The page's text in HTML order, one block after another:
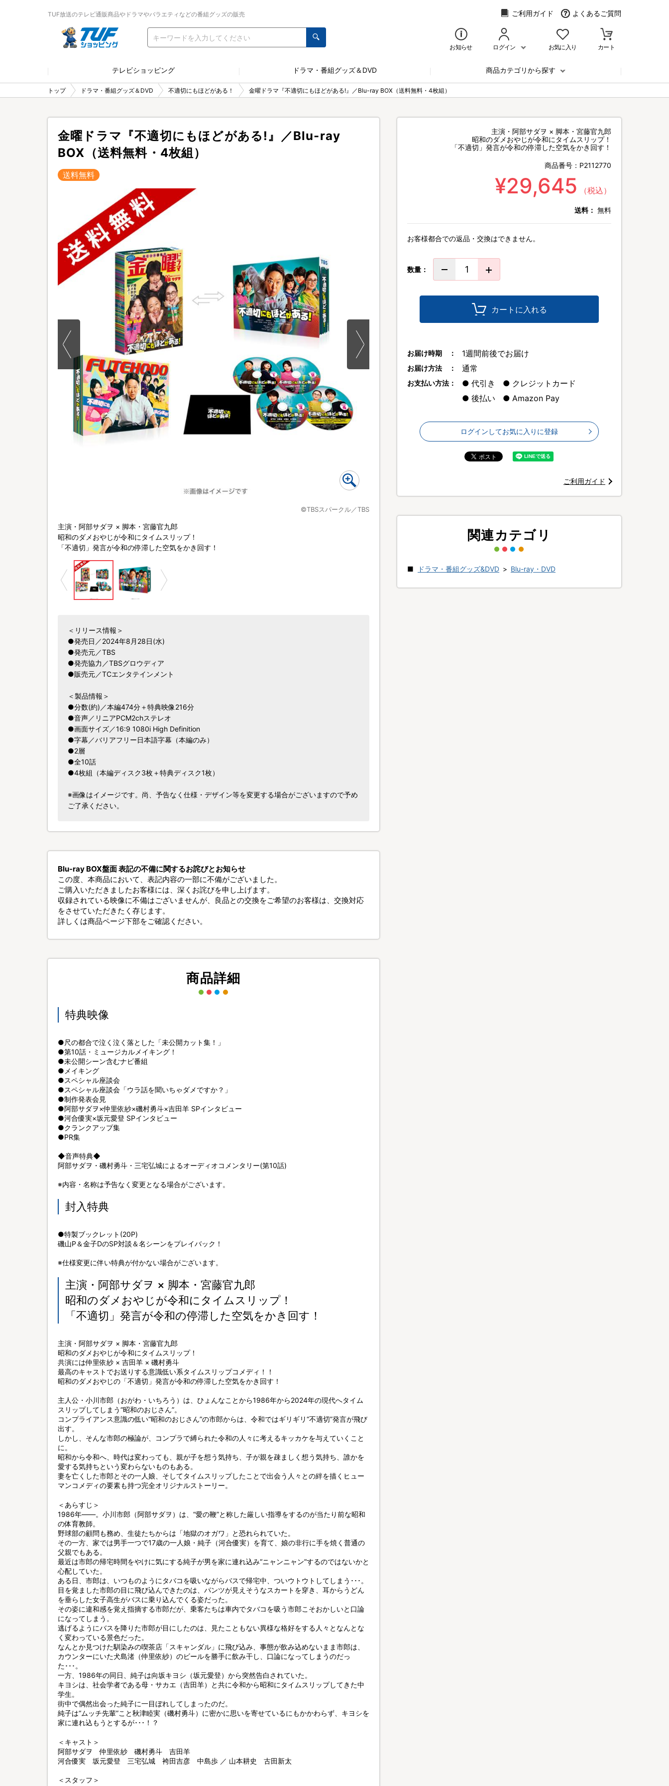
TUF放送のテレビ通販商品やドラマやバラエティなどの番組グッズの販売 ご利用ガイド よくあるご質問
お知らせ ログイン お気に入り カート
テレビショッピング ドラマ・番組グッズ＆DVD 商品カテゴリから探す
トップ ドラマ・番組グッズ＆DVD 不適切にもほどがある！ 金曜ドラマ『不適切にもほどがある!』／Blu-ray BOX（送料無料・4枚組）
金曜ドラマ『不適切にもほどがある!』／Blu-ray
BOX（送料無料・4枚組）
送料無料
©TBSスパークル／TBS
主演・阿部サダヲ × 脚本・宮藤官九郎
昭和のダメおやじが令和にタイムスリップ！
「不適切」発言が令和の停滞した空気をかき回す！
＜リリース情報＞
●発売日／2024年8月28日(水)
●発売元／TBS
●発売協力／TBSグロウディア
●販売元／TCエンタテインメント
＜製品情報＞
●分数(約)／本編474分＋特典映像216分
●音声／リニアPCM2chステレオ
●画面サイズ／16:9 1080i High Definition
●字幕／バリアフリー日本語字幕（本編のみ）
●2層
●全10話
●4枚組（本編ディスク3枚＋特典ディスク1枚）
※画像はイメージです。尚、予告なく仕様・デザイン等を変更する場合がございますので予め
ご了承ください。
Blu-ray BOX盤面 表記の不備に関するお詫びとお知らせ
この度、本商品において、表記内容の一部に不備がございました。
ご購入いただきましたお客様には、深くお詫びを申し上げます。
収録されている映像に不備はございませんが、良品との交換をご希望のお客様は、交換対応
をさせていただきたく存じます。
詳しくは商品ページ下部をご確認ください。
商品詳細
特典映像
●尺の都合で泣く泣く落とした「未公開カット集！」
●第10話・ミュージカルメイキング！
●未公開シーン含むナビ番組
●メイキング
●スペシャル座談会
●スペシャル座談会「ウラ話を聞いちゃダメですか？」
●制作発表会見
●阿部サダヲ×仲里依紗×磯村勇斗×吉田羊 SPインタビュー
●河合優実×坂元愛登 SPインタビュー
●クランクアップ集
●PR集
◆音声特典◆
阿部サダヲ・磯村勇斗・三宅弘城によるオーディオコメンタリー(第10話)
※内容・名称は予告なく変更となる場合がございます。
封入特典
●特製ブックレット(20P)
磯山P＆金子DのSP対談＆名シーンをプレイバック！
※仕様変更に伴い特典が付かない場合がございます。
主演・阿部サダヲ × 脚本・宮藤官九郎
昭和のダメおやじが令和にタイムスリップ！
「不適切」発言が令和の停滞した空気をかき回す！
主演・阿部サダヲ × 脚本・宮藤官九郎
昭和のダメおやじが令和にタイムスリップ！
共演には仲里依紗 × 吉田羊 × 磯村勇斗
最高のキャストでお送りする意識低い系タイムスリップコメディ！！
昭和のダメおやじの「不適切」発言が令和の停滞した空気をかき回す！
主人公・小川市郎（おがわ・いちろう）は、ひょんなことから1986年から2024年の現代へタイム
スリップしてしまう“昭和のおじさん”。
コンプライアンス意識の低い“昭和のおじさん”の市郎からは、令和ではギリギリ“不適切”発言が飛び
出す。
しかし、そんな市郎の極論が、コンプラで縛られた令和の人々に考えるキッカケを与えていくこと
に。
昭和から令和へ、時代は変わっても、親が子を想う気持ち、子が親を疎ましく想う気持ち、誰かを
愛する気持ちという変わらないものもある。
妻を亡くした市郎とその一人娘、そしてタイムスリップしたことで出会う人々との絆を描くヒュー
マンコメディの要素も持つ完全オリジナルストーリー。
＜あらすじ＞
1986年――。小川市郎（阿部サダヲ）は、“愛の鞭”と称した厳しい指導をするのが当たり前な昭和
の体育教師。
野球部の顧問も務め、生徒たちからは「地獄のオガワ」と恐れられていた。
その一方、家では男手一つで17歳の一人娘・純子（河合優実）を育て、娘の非行に手を焼く普通の
父親でもある。
最近は市郎の帰宅時間をやけに気にする純子が男を家に連れ込み“ニャンニャン”するのではないかと
心配していた。
ある日、市郎は、いつものようにタバコを吸いながらバスで帰宅中、ついウトウトしてしまう･･･。
目を覚ました市郎の目に飛び込んできたのは、パンツが見えそうなスカートを穿き、耳からうどん
を垂らした女子高生がバスに乗り込んでくる姿だった。
その姿に違和感を覚え指摘する市郎だが、乗客たちは車内でタバコを吸う市郎こそおかしいと口論
になってしまう。
逃げるようにバスを降りた市郎が目にしたのは、見たこともない異様な格好をする人々となんとな
く変わっている景色だった。
なんとか見つけた馴染みの喫茶店「スキャンダル」に飛び込み、事態が飲み込めないまま市郎は、
カウンターにいた犬島渚（仲里依紗）のビールを勝手に飲み干し、口論になってしまうのだっ
た･･･。
一方、1986年の同日、純子は向坂キヨシ（坂元愛登）から突然告白されていた。
キヨシは、社会学者である母・サカエ（吉田羊）と共に令和から昭和にタイムスリップしてきた中
学生。
街中で偶然出会った純子に一目ぼれしてしまったのだ。
純子は“ムッチ先輩”こと秋津睦実（磯村勇斗）に密かに思いを寄せているにもかかわらず、キヨシを
家に連れ込もうとするが･･･！？
＜キャスト＞
阿部サダヲ 仲里依紗 磯村勇斗 吉田羊
河合優実 坂元愛登 三宅弘城 袴田吉彦 中島歩 ／ 山本耕史 古田新太
＜スタッフ＞
主演・阿部サダヲ × 脚本・宮藤官九郎
昭和のダメおやじが令和にタイムスリップ！
「不適切」発言が令和の停滞した空気をかき回す！
商品番号： P2112770
¥29,645 （税込）
送料： 無料
お客様都合での返品・交換はできません。
数量：
カートに入れる
お届け時期 ： 1週間前後でお届け
お届け方法 ： 通常
お支払い方法： 代引き
クレジットカード
後払い
Amazon Pay
ログインしてお気に入りに登録
ご利用ガイド
関連カテゴリ
ドラマ・番組グッズ&DVD > Blu-ray・DVD